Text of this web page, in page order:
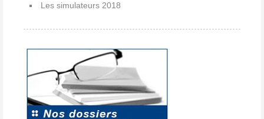
Les simulateurs 2018